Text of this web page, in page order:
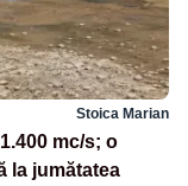
Stoica Marian
mc/s; o
la jumătatea